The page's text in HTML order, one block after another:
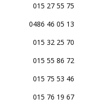
015 27 55 75
0486 46 05 13
015 32 25 70
015 55 86 72
015 75 53 46
015 76 19 67